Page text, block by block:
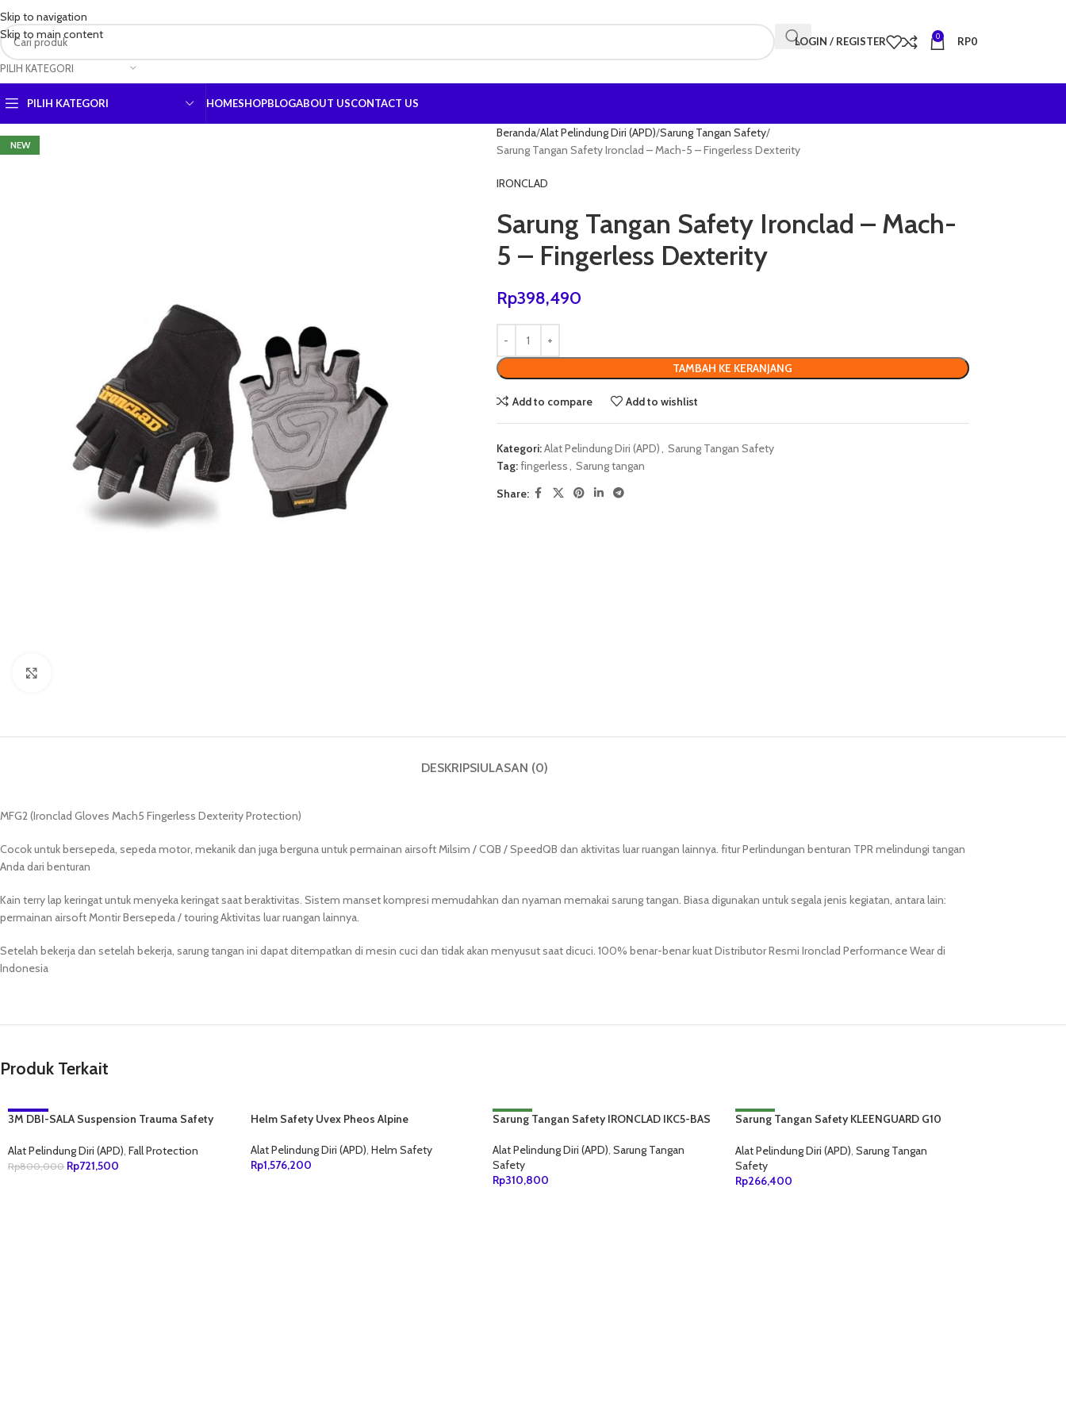
Skip to navigation
Skip to main content
PILIH KATEGORI
LOGIN / REGISTER 0 RP0
PILIH KATEGORI HOMESHOPBLOGABOUT USCONTACT US
NEW
Beranda Alat Pelindung Diri (APD) Sarung Tangan Safety
Sarung Tangan Safety Ironclad – Mach-5 – Fingerless Dexterity
IRONCLAD
Sarung Tangan Safety Ironclad – Mach-
5 – Fingerless Dexterity
Rp398,490
TAMBAH KE KERANJANG
Add to compare Add to wishlist
Kategori:Alat Pelindung Diri (APD), Sarung Tangan Safety
Tag:fingerless, Sarung tangan
Share:
DESKRIPSIULASAN (0)
MFG2 (Ironclad Gloves Mach5 Fingerless Dexterity Protection)
Cocok untuk bersepeda, sepeda motor, mekanik dan juga berguna untuk permainan airsoft Milsim / CQB / SpeedQB dan aktivitas luar ruangan lainnya. fitur Perlindungan benturan TPR melindungi tangan
Anda dari benturan
Kain terry lap keringat untuk menyeka keringat saat beraktivitas. Sistem manset kompresi memudahkan dan nyaman memakai sarung tangan. Biasa digunakan untuk segala jenis kegiatan, antara lain:
permainan airsoft Montir Bersepeda / touring Aktivitas luar ruangan lainnya.
Setelah bekerja dan setelah bekerja, sarung tangan ini dapat ditempatkan di mesin cuci dan tidak akan menyusut saat dicuci. 100% benar-benar kuat Distributor Resmi Ironclad Performance Wear di
Indonesia
Produk Terkait
-10%
3M DBI-SALA Suspension Trauma Safety
Alat Pelindung Diri (APD), Fall Protection
Rp800,000 Rp721,500
Helm Safety Uvex Pheos Alpine
Alat Pelindung Diri (APD), Helm Safety
Rp1,576,200
NEW
Sarung Tangan Safety IRONCLAD IKC5-BAS
Alat Pelindung Diri (APD), Sarung Tangan
Safety
Rp310,800
NEW
Sarung Tangan Safety KLEENGUARD G10
Alat Pelindung Diri (APD), Sarung Tangan
Safety
Rp266,400